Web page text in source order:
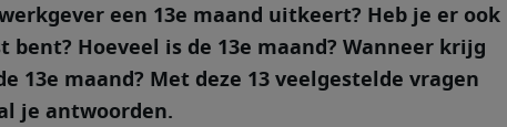
een 13e maand uitkeert? Heb je er ook
Hoeveel is de 13e maand? Wanneer krijg
13e maand? Met deze 13 veelgestelde vragen
je antwoorden.